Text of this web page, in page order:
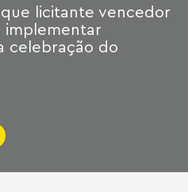
licitante vencedor
implementar
celebração do